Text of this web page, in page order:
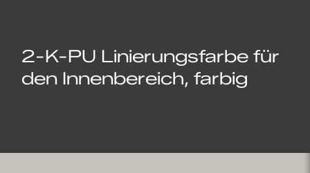
2-K-PU Linierungsfarbe für
den Innenbereich, farbig